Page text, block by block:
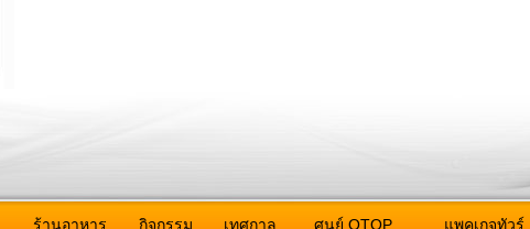
ร้านอาหาร กิจกรรม เทศกาล ศูนย์ OTOP แพคเกจทัวร์